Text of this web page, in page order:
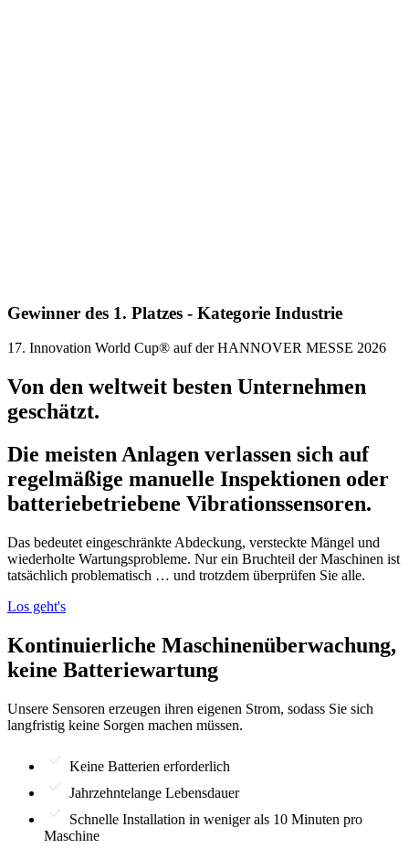
Gewinner des 1. Platzes - Kategorie Industrie
17. Innovation World Cup® auf der HANNOVER MESSE 2026
Von den weltweit besten Unternehmen
geschätzt.
Die meisten Anlagen verlassen sich auf
regelmäßige manuelle Inspektionen oder
batteriebetriebene Vibrationssensoren.
Das bedeutet eingeschränkte Abdeckung, versteckte Mängel und
wiederholte Wartungsprobleme. Nur ein Bruchteil der Maschinen ist
tatsächlich problematisch … und trotzdem überprüfen Sie alle.
Los geht's
Kontinuierliche Maschinenüberwachung,
keine Batteriewartung
Unsere Sensoren erzeugen ihren eigenen Strom, sodass Sie sich
langfristig keine Sorgen machen müssen.
Keine Batterien erforderlich
Jahrzehntelange Lebensdauer
Schnelle Installation in weniger als 10 Minuten pro
Maschine